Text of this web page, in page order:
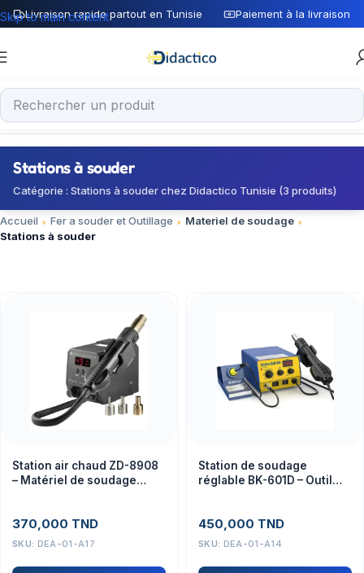
Livraison rapide partout en Tunisie Paiement à la livraison
Skip to main content
Stations à souder
Catégorie : Stations à souder chez Didactico Tunisie (3 produits)
Accueil Fer a souder et Outillage
Materiel de soudage
Stations à souder
Station air chaud ZD-8908
– Matériel de soudage
370,000 TND
SKU: DEA-01-A17
Station de soudage
réglable BK-601D – Outil
450,000 TND
SKU: DEA-01-A14